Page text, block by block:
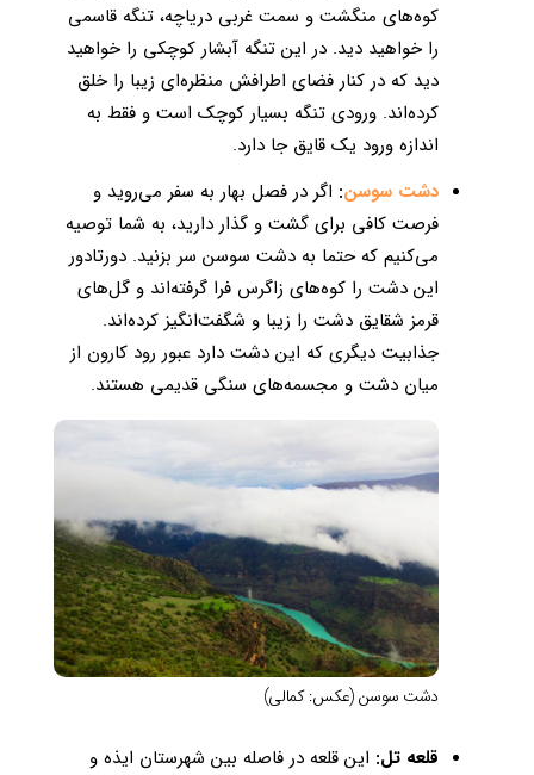
کوه‌های منگشت و سمت غربی دریاچه، تنگه قاسمی
را خواهید دید. در این تنگه آبشار کوچکی را خواهید
دید که در کنار فضای اطرافش منظره‌ای زیبا را خلق
کرده‌اند. ورودی تنگه بسیار کوچک است و فقط به
اندازه ورود یک قایق جا دارد.
دشت سوسن: اگر در فصل بهار به سفر می‌روید و
فرصت کافی برای گشت و گذار دارید، به شما توصیه
می‌کنیم که حتما به دشت سوسن سر بزنید. دورتادور
این دشت را کوه‌‌های زاگرس فرا گرفته‌اند و گل‌های
قرمز شقایق دشت را زیبا و شگفت‌انگیز کرده‌اند.
جذابیت دیگری که این دشت دارد عبور رود کارون از
میان دشت و مجسمه‌های سنگی قدیمی هستند.‌
دشت سوسن (عکس: کمالی)
قلعه تل: این قلعه در فاصله بین شهرستان ایذه و